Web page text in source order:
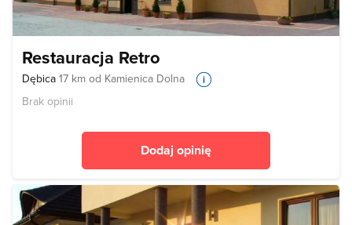
Restauracja Retro
Dębica 17 km od Kamienica Dolna
Brak opinii
Dodaj opinię